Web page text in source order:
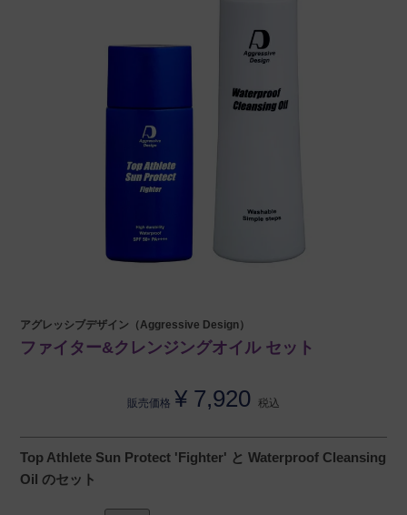
アグレッシブデザイン（Aggressive Design）
ファイター&クレンジングオイル セット
販売価格 ¥ 7,920 税込
Top Athlete Sun Protect 'Fighter' と Waterproof Cleansing
Oil のセット